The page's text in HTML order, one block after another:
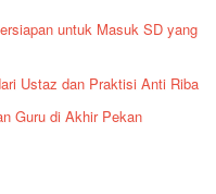
untuk Masuk SD yang
Ustaz dan Praktisi Anti Riba
Guru di Akhir Pekan